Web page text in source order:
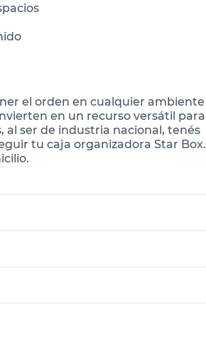
el orden en cualquier ambiente
en un recurso versátil para
ser de industria nacional, tenés
tu caja organizadora Star Box.